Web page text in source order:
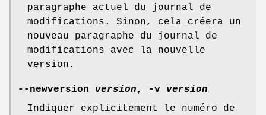
paragraphe actuel du journal de
modifications. Sinon, cela créera un
nouveau paragraphe du journal de
modifications avec la nouvelle
version.
--newversion version, -v version
Indiquer explicitement le numéro de